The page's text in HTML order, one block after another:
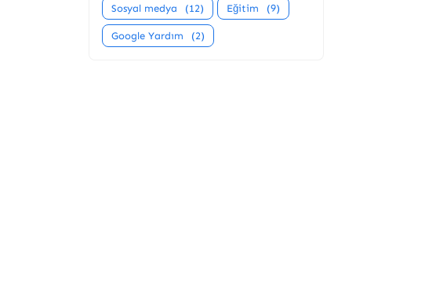
Sosyal medya (12) Eğitim (9)
Google Yardım (2)